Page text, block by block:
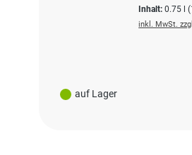
auf Lager
Inhalt:0.75 l
inkl. MwSt.